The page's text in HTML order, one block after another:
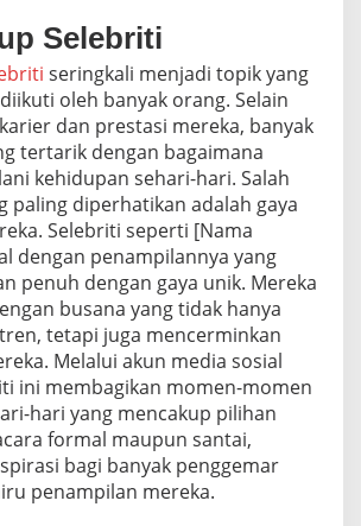
Selebriti
seringkali menjadi topik yang
oleh banyak orang. Selain
dan prestasi mereka, banyak
tertarik dengan bagaimana
kehidupan sehari-hari. Salah
paling diperhatikan adalah gaya
Selebriti seperti [Nama
dengan penampilannya yang
penuh dengan gaya unik. Mereka
busana yang tidak hanya
tetapi juga mencerminkan
Melalui akun media sosial
ini membagikan momen-momen
hari yang mencakup pilihan
formal maupun santai,
bagi banyak penggemar
penampilan mereka.